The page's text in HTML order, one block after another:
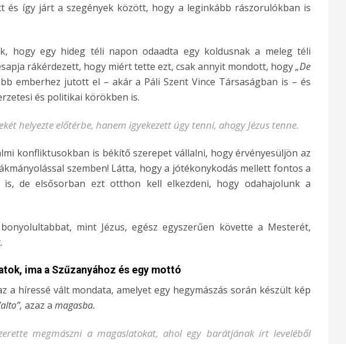
és így járt a szegények között, hogy a leginkább rászorulókban is
hogy egy hideg téli napon odaadta egy koldusnak a meleg téli
rákérdezett, hogy miért tette ezt, csak annyit mondott, hogy„De
emberhez jutott el – akár a Páli Szent Vince Társaságban is – és
és politikai körökben is.
helyezte előtérbe, hanem igyekezett úgy tenni, ahogy Jézus tenne.
konfliktusokban is békítő szerepet vállalni, hogy érvényesüljön az
szemben! Látta, hogy a jótékonykodás mellett fontos a
is, de elsősorban ezt otthon kell elkezdeni, hogy odahajolunk a
mint Jézus, egész egyszerűen követte a Mesterét,
ima a Szűzanyához és egy mottó
a híressé vált mondata, amelyet egy hegymászás során készült kép
azaz a magasba.
megmászni a magaslatokat, ahol egy barátjának írt leveléből